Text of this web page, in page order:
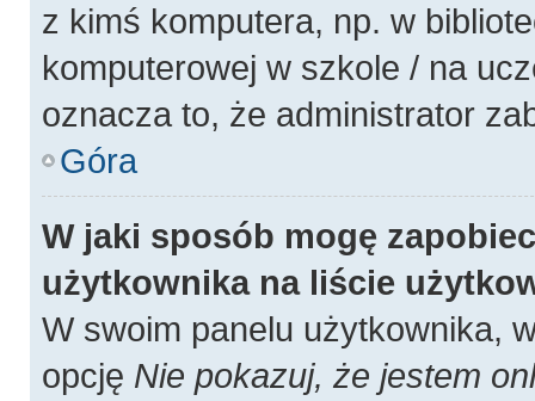
z kimś komputera, np. w
komputerowej w szkole / na
oznacza to, że administrator
Góra
W jaki sposób mogę
użytkownika na liście
W swoim panelu użytkownika,
opcję Nie pokazuj, że jestem